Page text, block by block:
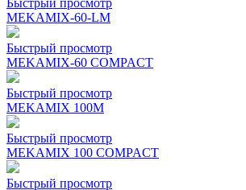
MEKAMIX-60-LМ
Быстрый просмотр
MEKAMIX-60 COMPACT
Быстрый просмотр
MEKAMIX 100M
Быстрый просмотр
MEKAMIX 100 COMPACT
Быстрый просмотр